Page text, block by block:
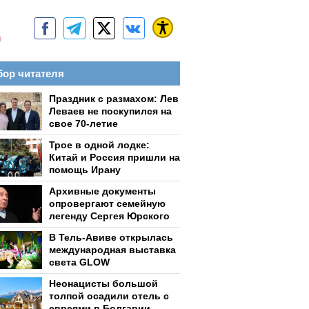
читателя
Праздник с размахом: Лев
Леваев не поскупился на
свое 70-летие
Трое в одной лодке:
Китай и Россия пришли на
помощь Ирану
Архивные документы
опровергают семейную
легенду Сергея Юрского
В Тель-Авиве открылась
международная выставка
света GLOW
Неонацисты большой
толпой осадили отель с